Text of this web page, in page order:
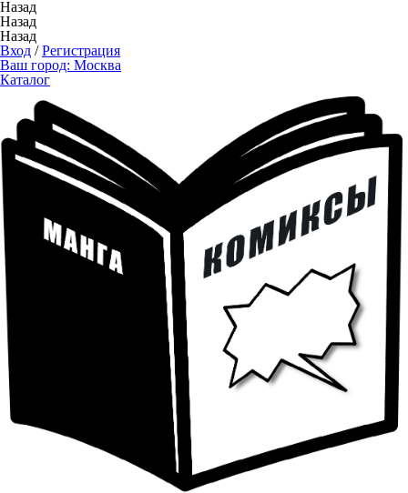
Назад
Назад
Назад
Вход /Регистрация
Ваш город: Москва
Каталог